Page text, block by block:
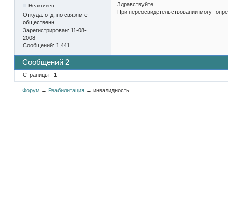
Неактивен
Откуда: отд. по связям с
общественн.
Зарегистрирован: 11-08-
2008
Сообщений: 1,441
Здравствуйте.
При переосвидетельствовании могут
Сообщений 2
Страницы 1
Форум → Реабилитация →инвалидность